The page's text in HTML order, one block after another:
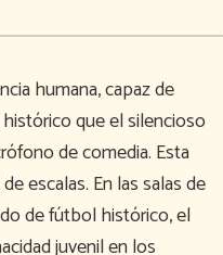
humana, capaz de
que el silencioso
de comedia. Esta
escalas. En las salas de
de fútbol histórico, el
juvenil en los